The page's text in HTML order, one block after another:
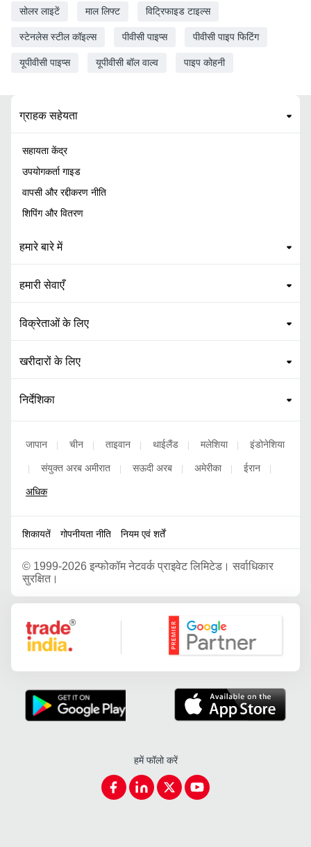
सोलर लाइटें माल लिफ्ट विट्रिफाइड टाइल्स
स्टेनलेस स्टील कॉइल्स पीवीसी पाइप्स पीवीसी पाइप फिटिंग
यूपीवीसी पाइप्स यूपीवीसी बॉल वाल्व पाइप कोहनी
ग्राहक सहेयता
सहायता केंद्र
उपयोगकर्ता गाइड
वापसी और रद्दीकरण नीति
शिपिंग और वितरण
हमारे बारे में
हमारी सेवाएँ
विक्रेताओं के लिए
खरीदारों के लिए
निर्देशिका
जापान चीन ताइवान थाईलैंड मलेशिया इंडोनेशिया
संयुक्त अरब अमीरात सऊदी अरब अमेरीका ईरान
अधिक
शिकायतें गोपनीयता नीति नियम एवं शर्तें
© 1999-2026 इन्फोकॉम नेटवर्क प्राइवेट लिमिटेड। सर्वाधिकार
सुरक्षित।
Google Partner
हमें फॉलो करें